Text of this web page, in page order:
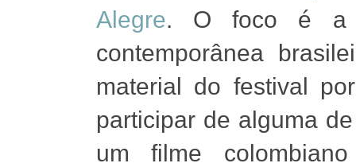
Alegre. O foco é a
contemporânea
material do festival
participar de alguma
um filme